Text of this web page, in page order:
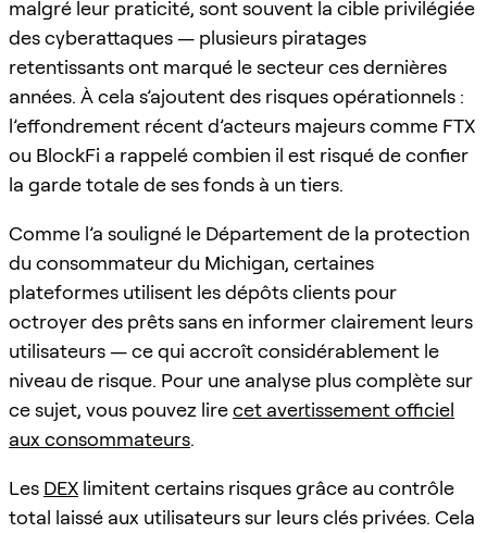
malgré leur praticité, sont souvent la cible privilégiée
des cyberattaques — plusieurs piratages
retentissants ont marqué le secteur ces dernières
années. À cela s’ajoutent des risques opérationnels :
l’effondrement récent d’acteurs majeurs comme FTX
ou BlockFi a rappelé combien il est risqué de confier
la garde totale de ses fonds à un tiers.
Comme l’a souligné le Département de la protection
du consommateur du Michigan, certaines
plateformes utilisent les dépôts clients pour
octroyer des prêts sans en informer clairement leurs
utilisateurs — ce qui accroît considérablement le
niveau de risque. Pour une analyse plus complète sur
ce sujet, vous pouvez lirecet avertissement officiel
aux consommateurs.
Les DEX limitent certains risques grâce au contrôle
total laissé aux utilisateurs sur leurs clés privées. Cela